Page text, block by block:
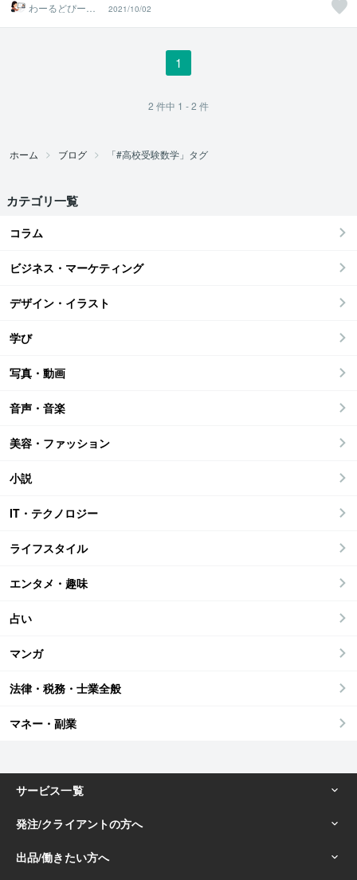
わーるどぴーす
ふぉーえばー
2021/10/02
1
2 件中 1 - 2 件
ホーム ブログ 「#高校受験数学」タグ
カテゴリ一覧
コラム
ビジネス・マーケティング
デザイン・イラスト
学び
写真・動画
音声・音楽
美容・ファッション
小説
IT・テクノロジー
ライフスタイル
エンタメ・趣味
占い
マンガ
法律・税務・士業全般
マネー・副業